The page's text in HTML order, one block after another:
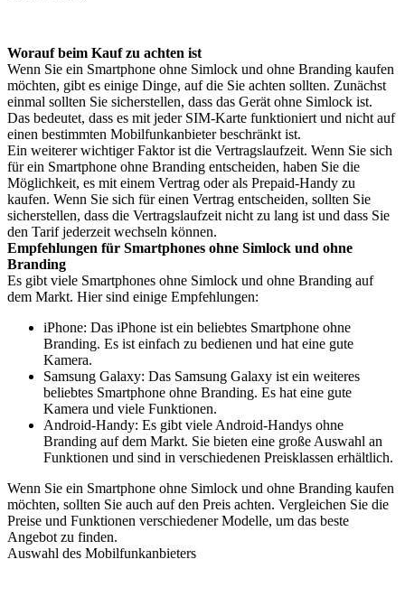
Worauf beim Kauf zu achten ist
Wenn Sie ein Smartphone ohne Simlock und ohne Branding kaufen
möchten, gibt es einige Dinge, auf die Sie achten sollten. Zunächst
einmal sollten Sie sicherstellen, dass das Gerät ohne Simlock ist.
Das bedeutet, dass es mit jeder SIM-Karte funktioniert und nicht auf
einen bestimmten Mobilfunkanbieter beschränkt ist.
Ein weiterer wichtiger Faktor ist die Vertragslaufzeit. Wenn Sie sich
für ein Smartphone ohne Branding entscheiden, haben Sie die
Möglichkeit, es mit einem Vertrag oder als Prepaid-Handy zu
kaufen. Wenn Sie sich für einen Vertrag entscheiden, sollten Sie
sicherstellen, dass die Vertragslaufzeit nicht zu lang ist und dass Sie
den Tarif jederzeit wechseln können.
Empfehlungen für Smartphones ohne Simlock und ohne
Branding
Es gibt viele Smartphones ohne Simlock und ohne Branding auf
dem Markt. Hier sind einige Empfehlungen:
iPhone: Das iPhone ist ein beliebtes Smartphone ohne
Branding. Es ist einfach zu bedienen und hat eine gute
Kamera.
Samsung Galaxy: Das Samsung Galaxy ist ein weiteres
beliebtes Smartphone ohne Branding. Es hat eine gute
Kamera und viele Funktionen.
Android-Handy: Es gibt viele Android-Handys ohne
Branding auf dem Markt. Sie bieten eine große Auswahl an
Funktionen und sind in verschiedenen Preisklassen erhältlich.
Wenn Sie ein Smartphone ohne Simlock und ohne Branding kaufen
möchten, sollten Sie auch auf den Preis achten. Vergleichen Sie die
Preise und Funktionen verschiedener Modelle, um das beste
Angebot zu finden.
Auswahl des Mobilfunkanbieters